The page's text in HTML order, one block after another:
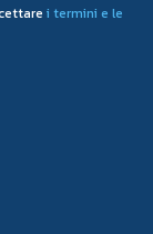
i termini e le